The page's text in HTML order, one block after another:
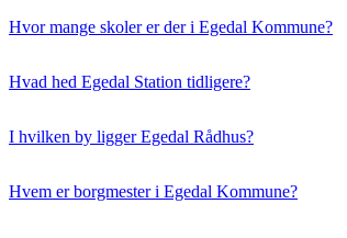
Hvor mange skoler er der i Egedal Kommune?
Hvad hed Egedal Station tidligere?
I hvilken by ligger Egedal Rådhus?
Hvem er borgmester i Egedal Kommune?